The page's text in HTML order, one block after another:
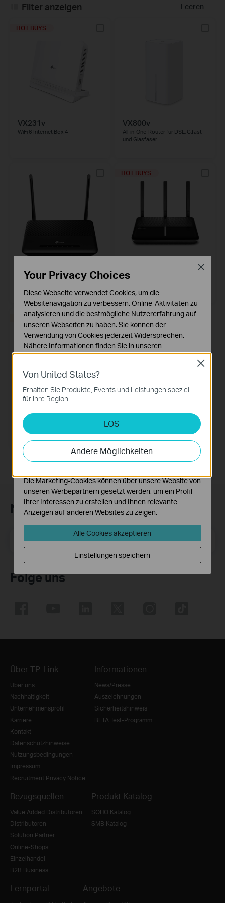
Leeren
Filter anzeigen
HOT BUYS
VX231v
WiFi 6 Internet Box 4
VX800v
All-in-One-Router für DSL, G.fast
und Glasfaser
DSL Internet Box
HOT BUYS
AC2100 WLAN MU-MIMO-
Router
DEMNÄCHST
TP-LinkBox 7
TP-LinkBox 7
Newsletter abonnieren
E-Mail-Adresse Registrieren
Folge uns
Über TP-Link
Über uns
Nachhaltigkeit
Unternehmensprofil
Karriere
Kontakt
Datenschutzhinweise
Nutzungsbedingungen
Impressum
Recruitment Privacy Notice
Informationen
News/Presse
Auszeichnungen
Sicherheitshinweis
BETA Test-Programm
Bezugsquellen
Value Added Distributoren
Distributoren
Solution Partner
Online-Shops
Einzelhandel
B2B Business
Produkt Katalog
SOHO Katalog
SMB Katalog
Lernportal Angebote
Von United States?
Erhalten Sie Produkte, Events und Leistungen speziell
für Ihre Region
LOS
Andere Möglichkeiten
Close
Your Privacy Choices
Diese Webseite verwendet Cookies, um die
Websitenavigation zu verbessern, Online-Aktivitäten zu
analysieren und die bestmögliche Nutzererfahrung auf
unseren Webseiten zu haben. Sie können der
Verwendung von Cookies jederzeit Widersprechen.
Nähere Informationen finden Sie in unseren
Datenschutzhinweisen.
Notwendige Cookies
erforderlich und können in Ihren Systemen nicht
Analyse- und Marketing-Cookies
Analyse-Cookies ermöglichen es uns, Ihre Aktivitäten
auf unserer Website zu analysieren, um die
Funktionsweise unserer Website zu verbessern und
Die Marketing-Cookies können über unsere Website von
unseren Werbepartnern gesetzt werden, um ein Profil
Ihrer Interessen zu erstellen und Ihnen relevante
Anzeigen auf anderen Websites zu zeigen.
Alle Cookies akzeptieren
Einstellungen speichern
Close